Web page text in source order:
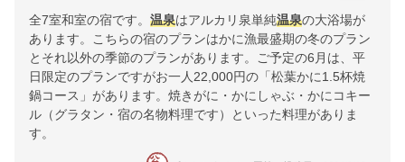
全7室和室の宿です。 温泉はアルカリ泉単純温泉の大浴場が
あります。こちらの宿のプランはかに漁最盛期の冬のプラン
とそれ以外の季節のプランがあります。ご予定の6月は、平
日限定のプランですがお一人22,000円の「松葉かに1.5杯焼
鍋コース」があります。焼きがに・かにしゃぶ・かにコキー
ル（グラタン・宿の名物料理です）といった料理がありま
す。